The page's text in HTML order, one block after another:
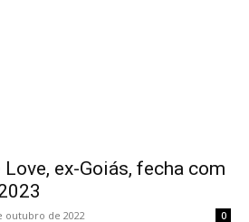
ex-Goiás, fecha com
outubro de 2022 0